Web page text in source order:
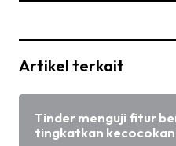
Artikel terkait
Tinder menguji fitur
tingkatkan kecocokan